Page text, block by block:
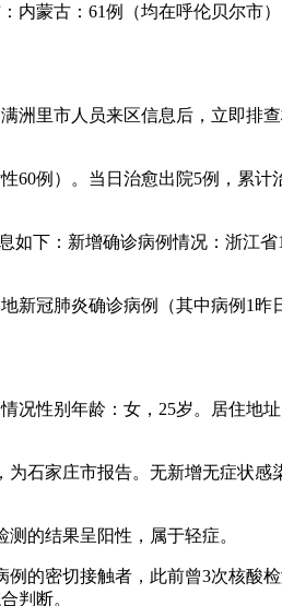
内蒙古：61例（均在呼伦贝尔市
洲里市人员来区信息后，立即排
60例）。当日治愈出院5例，累计
下：新增确诊病例情况：浙江
新冠肺炎确诊病例（其中病例1
况性别年龄：女，25岁。居住地
石家庄市报告。无新增无症状
的结果呈阳性，属于轻症。
的密切接触者，此前曾3次核酸
判断。